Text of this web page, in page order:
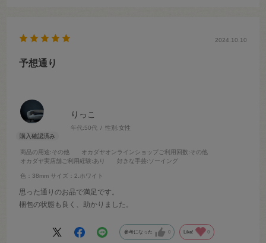
りっこ
年代:50代 性別:女性
商品の用途:その他 オカダヤオンラインショップご利用回数:その他
オカダヤ実店舗ご利用経験:あり 好きな手芸:ソーイング
色：38mm サイズ：2.ホワイト
2024.10.10
予想通り
思った通りのお品で満足です。
梱包の状態も良く、助かりました。
参考になった 0 Like! 0